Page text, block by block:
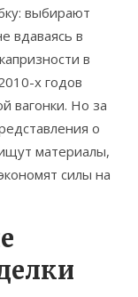
выбирают
вдаваясь в
в
х годов
вагонки. Но за
о
материалы,
силы на